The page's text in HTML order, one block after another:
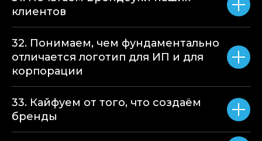
клиентов
32. Понимаем, чем фундаментально
отличается логотип для ИП и для
корпорации
33. Кайфуем от того, что создаём
бренды